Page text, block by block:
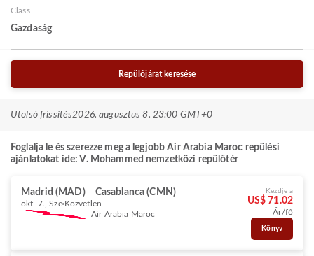
Class
Gazdaság
Repülőjárat keresése
Utolsó frissítés2026. augusztus 8. 23:00 GMT+0
Foglalja le és szerezze meg a legjobb Air Arabia Maroc repülési
ajánlatokat ide: V. Mohammed nemzetközi repülőtér
Madrid (MAD) Casablanca (CMN)
okt. 7., Sze Közvetlen
Air Arabia Maroc
Kezdje a
US$ 71.02
Ár/fő
Könyv